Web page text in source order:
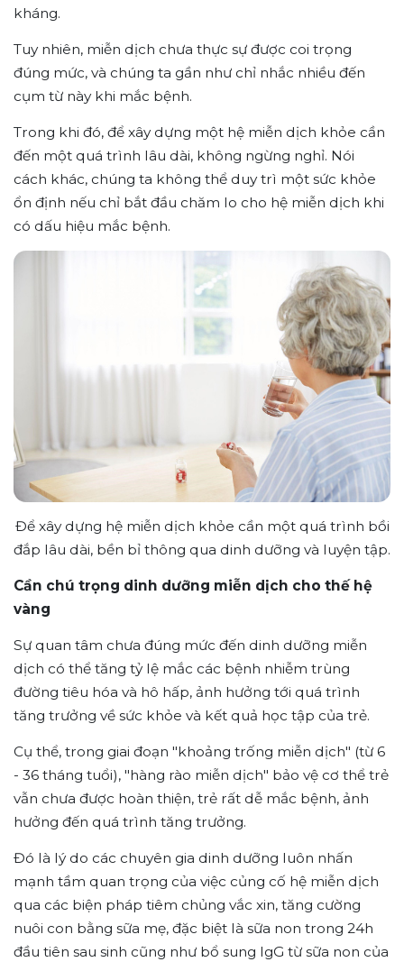
kháng.
Tuy nhiên, miễn dịch chưa thực sự được coi trọng
đúng mức, và chúng ta gần như chỉ nhắc nhiều đến
cụm từ này khi mắc bệnh.
Trong khi đó, để xây dựng một hệ miễn dịch khỏe cần
đến một quá trình lâu dài, không ngừng nghỉ. Nói
cách khác, chúng ta không thể duy trì một sức khỏe
ổn định nếu chỉ bắt đầu chăm lo cho hệ miễn dịch khi
có dấu hiệu mắc bệnh.
Để xây dựng hệ miễn dịch khỏe cần một quá trình bồi
đắp lâu dài, bền bỉ thông qua dinh dưỡng và luyện tập.
Cần chú trọng dinh dưỡng miễn dịch cho thế hệ
vàng
Sự quan tâm chưa đúng mức đến dinh dưỡng miễn
dịch có thể tăng tỷ lệ mắc các bệnh nhiễm trùng
đường tiêu hóa và hô hấp, ảnh hưởng tới quá trình
tăng trưởng về sức khỏe và kết quả học tập của trẻ.
Cụ thể, trong giai đoạn "khoảng trống miễn dịch" (từ 6
- 36 tháng tuổi), "hàng rào miễn dịch" bảo vệ cơ thể trẻ
vẫn chưa được hoàn thiện, trẻ rất dễ mắc bệnh, ảnh
hưởng đến quá trình tăng trưởng.
Đó là lý do các chuyên gia dinh dưỡng luôn nhấn
mạnh tầm quan trọng của việc củng cố hệ miễn dịch
qua các biện pháp tiêm chủng vắc xin, tăng cường
nuôi con bằng sữa mẹ, đặc biệt là sữa non trong 24h
đầu tiên sau sinh cũng như bổ sung IgG từ sữa non của